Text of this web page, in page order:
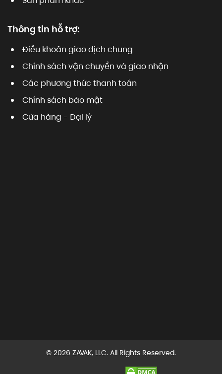
Thông tin hỗ trợ:
Điều khoản giao dịch chung
Chính sách vận chuyển và giao nhận
Các phương thức thanh toán
Chính sách bảo mật
Cửa hàng - Đại lý
© 2026 ZAVAK, LLC. All Rights Reserved.